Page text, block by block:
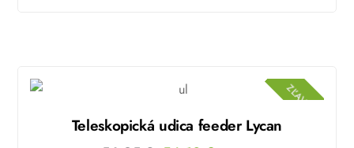
ZĽAVA!
Teleskopická udica feeder Lycan